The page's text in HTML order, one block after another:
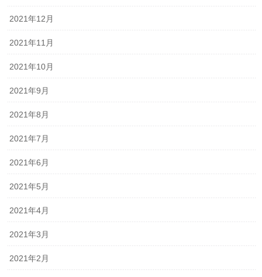
2021年12月
2021年11月
2021年10月
2021年9月
2021年8月
2021年7月
2021年6月
2021年5月
2021年4月
2021年3月
2021年2月